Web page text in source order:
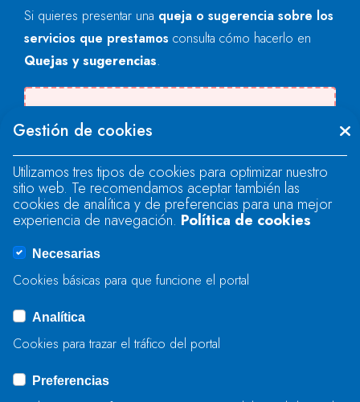
Si quieres presentar una queja o sugerencia sobre los
servicios que prestamos consulta cómo hacerlo en
Quejas y sugerencias.
"text".
Se produjo un error al cargar el campo
"text".
Se produjo un error al cargar el campo
ENVIAR
Gestión de cookies
Utilizamos tres tipos de cookies para optimizar nuestro
sitio web. Te recomendamos aceptar también las
cookies de analítica y de preferencias para una mejor
experiencia de navegación. Política de cookies
Necesarias
Cookies básicas para que funcione el portal
Analítica
Cookies para trazar el tráfico del portal
Preferencias